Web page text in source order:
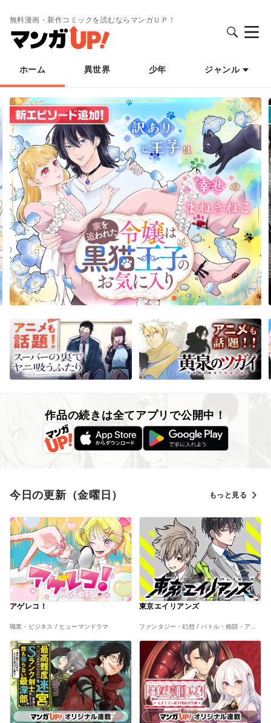
無料漫画・新作コミックを読むならマンガＵＰ！
ホーム 異世界 少年 ジャンル
作品の続きは全てアプリで公開中！
今日の更新（金曜日） もっと見る
アゲレコ！
職業・ビジネス / ヒューマンドラマ
東京エイリアンズ